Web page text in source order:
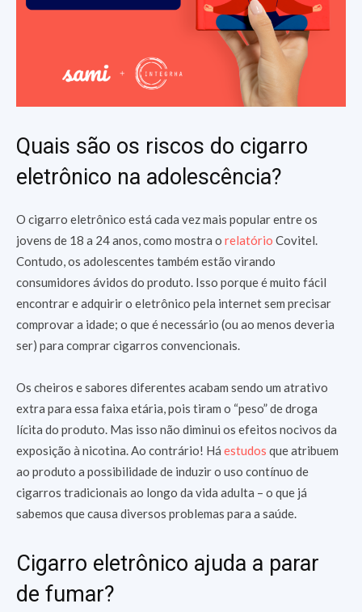
Quais são os riscos do cigarro
eletrônico na adolescência?
O cigarro eletrônico está cada vez mais popular entre os
jovens de 18 a 24 anos, como mostra o relatório Covitel.
Contudo, os adolescentes também estão virando
consumidores ávidos do produto. Isso porque é muito fácil
encontrar e adquirir o eletrônico pela internet sem precisar
comprovar a idade; o que é necessário (ou ao menos deveria
ser) para comprar cigarros convencionais.
Os cheiros e sabores diferentes acabam sendo um atrativo
extra para essa faixa etária, pois tiram o “peso” de droga
lícita do produto. Mas isso não diminui os efeitos nocivos da
exposição à nicotina. Ao contrário! Há estudos que atribuem
ao produto a possibilidade de induzir o uso contínuo de
cigarros tradicionais ao longo da vida adulta – o que já
sabemos que causa diversos problemas para a saúde.
Cigarro eletrônico ajuda a parar
de fumar?